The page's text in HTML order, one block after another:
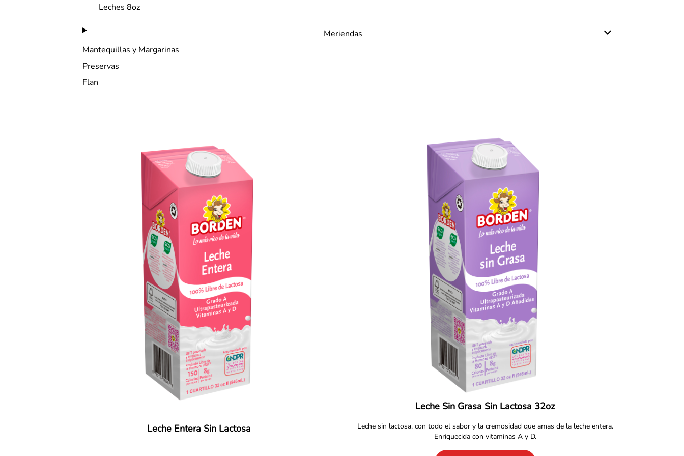
Leches 8oz
Meriendas
Mantequillas y Margarinas
Preservas
Flan
Leche Entera Sin Lactosa
Leche Sin Grasa Sin Lactosa 32oz
Leche sin lactosa, con todo el sabor y la cremosidad que amas de la leche entera.
Enriquecida con vitaminas A y D.